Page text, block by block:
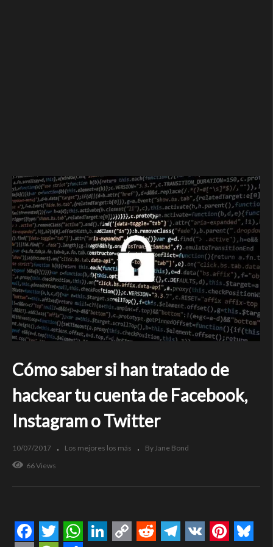
Cómo saber si han tratado de
hackear tu cuenta de Facebook,
Instagram o Twitter
10/07/2017 Los mejores los más
By Jane Bond
66 Views